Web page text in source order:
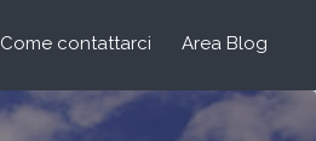
Come contattarci Area Blog